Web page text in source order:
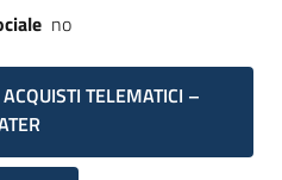
no
TELEMATICI –